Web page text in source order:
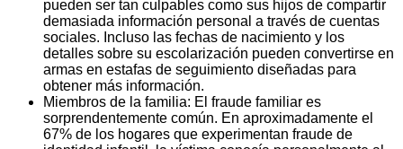
pueden ser tan culpables como sus hijos de compartir
demasiada información personal a través de cuentas
sociales. Incluso las fechas de nacimiento y los
detalles sobre su escolarización pueden convertirse en
armas en estafas de seguimiento diseñadas para
obtener más información.
Miembros de la familia: El fraude familiar es
sorprendentemente común. En aproximadamente el
67% de los hogares que experimentan fraude de